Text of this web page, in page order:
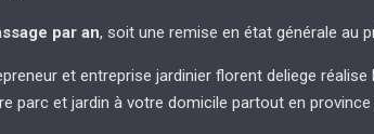
par an, soit une remise en état générale au
et entreprise jardinier florent deliege
parc et jardin à votre domicile partout en province